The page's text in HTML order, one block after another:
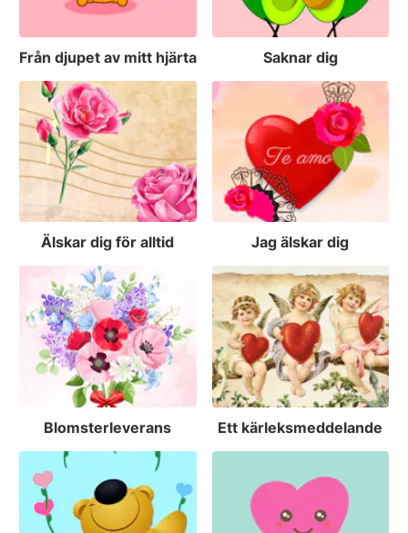
Från djupet av mitt hjärta Saknar dig
Älskar dig för alltid Jag älskar dig
Blomsterleverans Ett kärleksmeddelande